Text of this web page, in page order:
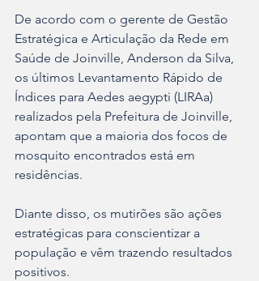
De acordo com o gerente de Gestão
Estratégica e Articulação da Rede em
Saúde de Joinville, Anderson da Silva,
os últimos Levantamento Rápido de
Índices para Aedes aegypti (LIRAa)
realizados pela Prefeitura de Joinville,
apontam que a maioria dos focos de
mosquito encontrados está em
residências.
Diante disso, os mutirões são ações
estratégicas para conscientizar a
população e vêm trazendo resultados
positivos.